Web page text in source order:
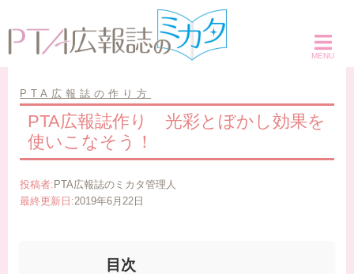
ン
ン
PTA広報誌の作り方
PTA広報誌作り 光彩とぼかし効果を
使いこなそう！
投稿者: PTA広報誌のミカタ管理人
最終更新日:2019年6月22日
目次